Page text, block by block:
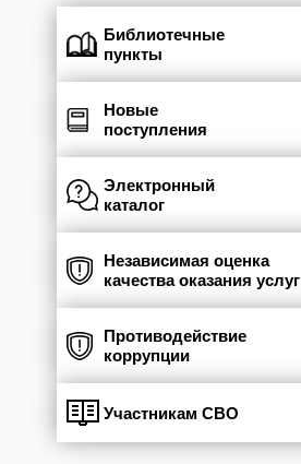
Библиотечные
пункты
Новые
поступления
Электронный
каталог
Независимая оценка
качества оказания услуг
Противодействие
коррупции
Участникам СВО